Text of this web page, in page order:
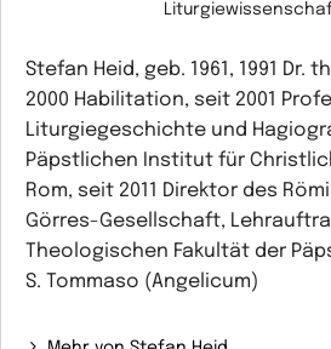
Stefan Heid, geb. 1961, 1991 Dr.
2000 Habilitation, seit 2001
Liturgiegeschichte und
Päpstlichen Institut für
Rom, seit 2011 Direktor des
Görres-Gesellschaft,
Theologischen Fakultät der
S. Tommaso (Angelicum)